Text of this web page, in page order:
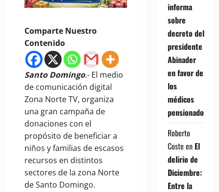
Comparte Nuestro
Contenido
Santo Domingo.- El medio
de comunicación digital
Zona Norte TV, organiza
una gran campaña de
donaciones con el
propósito de beneficiar a
niños y familias de escasos
recursos en distintos
sectores de la zona Norte
de Santo Domingo.
informa
sobre
decreto del
presidente
Abinader
en favor de
los
médicos
pensionados
Roberto
Coste en El
delirio de
Diciembre:
Entre la